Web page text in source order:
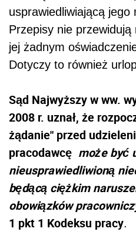
usprawiedliwiającą jego
Przepisy nie
jej żadnym
Dotyczy to również
Sąd Najwyższy w ww.
2008 r. uznał, że
żądanie" przed
pracodawcę może być
nieusprawiedliwioną
będącą ciężkim
obowiązków
1 pkt 1 Kodeksu pracy.